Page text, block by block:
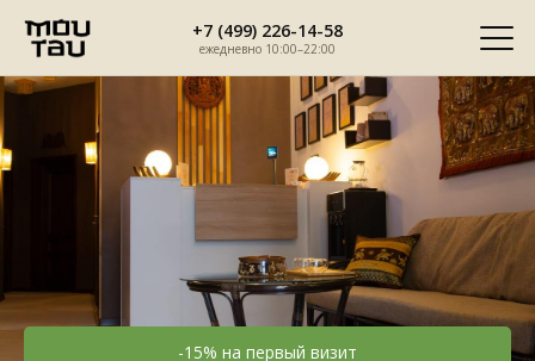
+7 (499) 226-14-58
ежедневно 10:00–22:00
-15% на первый визит